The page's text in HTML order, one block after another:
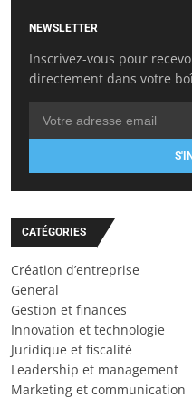
NEWSLETTER
Inscrivez-vous pour
directement dans votre
CATÉGORIES
Création d’entreprise
General
Gestion et finances
Innovation et technologie
Juridique et fiscalité
Leadership et management
Marketing et communication